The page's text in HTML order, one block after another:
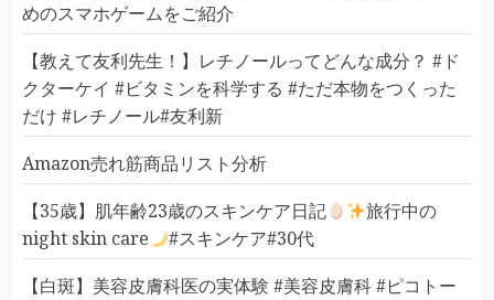
めのスマホゲームをご紹介
【教えて友利先生！】レチノールってどんな成分？ #ド
クターケイ #ビタミンを科学する #ただ本物をつくった
だけ #レチノール#友利新
Amazon売れ筋商品リスト分析
【35歳】肌年齢23歳のスキンケア日記
旅行中の
night skin care
#スキンケア#30代
【白斑】美容皮膚科医の実体験 #美容皮膚科 #ピコトー